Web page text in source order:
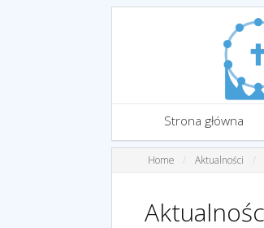
Strona główna
Home Aktualności